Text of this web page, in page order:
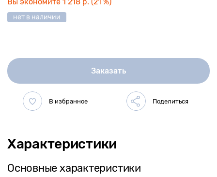
нет в наличии
Заказать
Характеристики
Основные характеристики